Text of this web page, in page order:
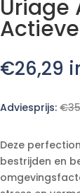
Uriage
€26,29
Adviesprijs: €
Deze
bestrijden en